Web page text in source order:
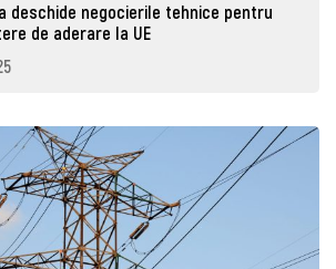
deschide negocierile tehnice pentru
de aderare la UE